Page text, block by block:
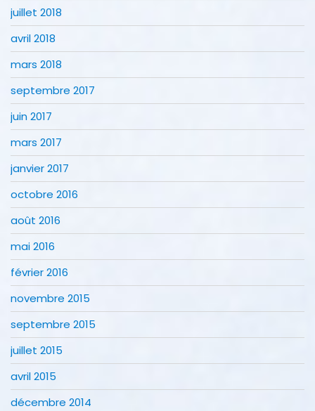
juillet 2018
avril 2018
mars 2018
septembre 2017
juin 2017
mars 2017
janvier 2017
octobre 2016
août 2016
mai 2016
février 2016
novembre 2015
septembre 2015
juillet 2015
avril 2015
décembre 2014